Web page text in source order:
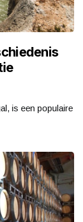
is een populaire